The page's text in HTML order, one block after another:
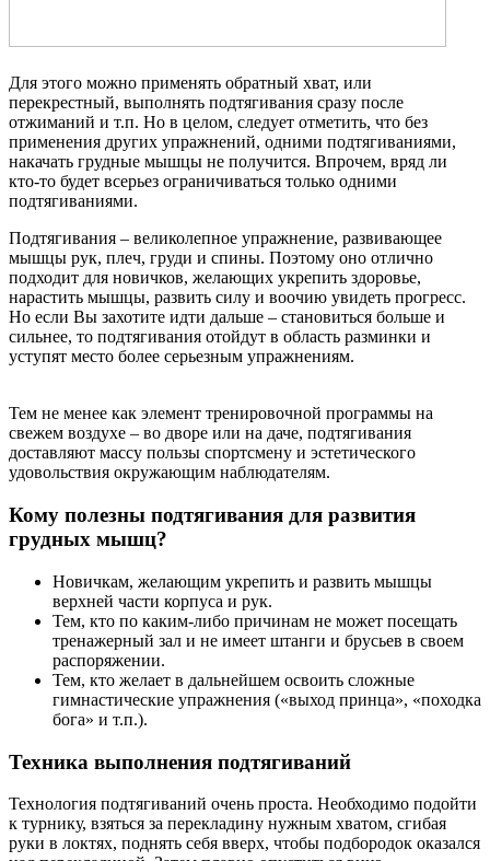
Для этого можно применять обратный хват, или
перекрестный, выполнять подтягивания сразу после
отжиманий и т.п. Но в целом, следует отметить, что без
применения других упражнений, одними подтягиваниями,
накачать грудные мышцы не получится. Впрочем, вряд ли
кто-то будет всерьез ограничиваться только одними
подтягиваниями.
Подтягивания – великолепное упражнение, развивающее
мышцы рук, плеч, груди и спины. Поэтому оно отлично
подходит для новичков, желающих укрепить здоровье,
нарастить мышцы, развить силу и воочию увидеть прогресс.
Но если Вы захотите идти дальше – становиться больше и
сильнее, то подтягивания отойдут в область разминки и
уступят место более серьезным упражнениям.
Тем не менее как элемент тренировочной программы на
свежем воздухе – во дворе или на даче, подтягивания
доставляют массу пользы спортсмену и эстетического
удовольствия окружающим наблюдателям.
Кому полезны подтягивания для развития
грудных мышц?
Новичкам, желающим укрепить и развить мышцы
верхней части корпуса и рук.
Тем, кто по каким-либо причинам не может посещать
тренажерный зал и не имеет штанги и брусьев в своем
распоряжении.
Тем, кто желает в дальнейшем освоить сложные
гимнастические упражнения («выход принца», «походка
бога» и т.п.).
Техника выполнения подтягиваний
Технология подтягиваний очень проста. Необходимо подойти
к турнику, взяться за перекладину нужным хватом, сгибая
руки в локтях, поднять себя вверх, чтобы подбородок оказался